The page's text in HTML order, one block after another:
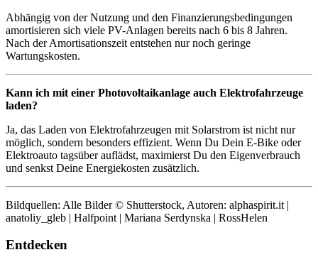
Abhängig von der Nutzung und den Finanzierungsbedingungen
amortisieren sich viele PV-Anlagen bereits nach 6 bis 8 Jahren.
Nach der Amortisationszeit entstehen nur noch geringe
Wartungskosten.
Kann ich mit einer Photovoltaikanlage auch Elektrofahrzeuge
laden?
Ja, das Laden von Elektrofahrzeugen mit Solarstrom ist nicht nur
möglich, sondern besonders effizient. Wenn Du Dein E-Bike oder
Elektroauto tagsüber auflädst, maximierst Du den Eigenverbrauch
und senkst Deine Energiekosten zusätzlich.
Bildquellen: Alle Bilder © Shutterstock, Autoren: alphaspirit.it |
anatoliy_gleb | Halfpoint | Mariana Serdynska | RossHelen
Entdecken